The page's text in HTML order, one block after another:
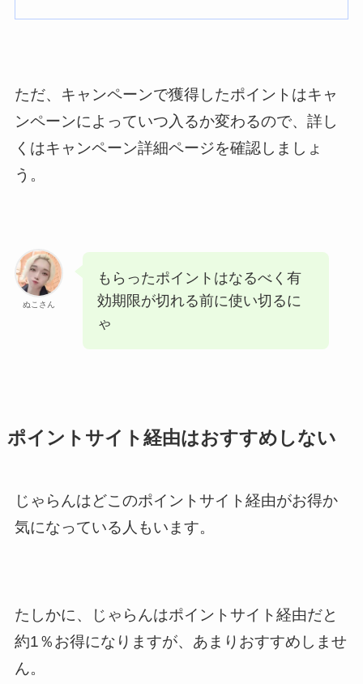
ただ、キャンペーンで獲得したポイントはキャ
ンペーンによっていつ入るか変わるので、詳し
くはキャンペーン詳細ページを確認しましょ
う。
ぬこさん
もらったポイントはなるべく有
効期限が切れる前に使い切るに
ゃ
ポイントサイト経由はおすすめしない
じゃらんはどこのポイントサイト経由がお得か
気になっている人もいます。
たしかに、じゃらんはポイントサイト経由だと
約1％お得になりますが、あまりおすすめしませ
ん。